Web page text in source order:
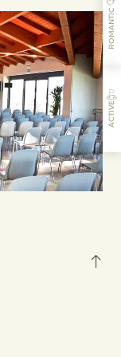
ROMANTIC
ACTIVE